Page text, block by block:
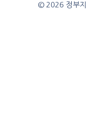
© 2026 정부지